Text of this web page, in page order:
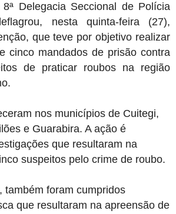
Delegacia Seccional de Polícia
nesta quinta-feira (27),
, que teve por objetivo realizar
cinco mandados de prisão contra
de praticar roubos na região
.
nos municípios de Cuitegi,
e Guarabira. A ação é
que resultaram na
suspeitos pelo crime de roubo.
também foram cumpridos
que resultaram na apreensão de